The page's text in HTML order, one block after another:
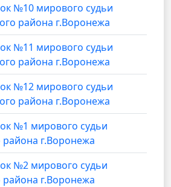
№10 мирового судьи
района г.Воронежа
№11 мирового судьи
района г.Воронежа
№12 мирового судьи
района г.Воронежа
№1 мирового судьи
г.Воронежа
№2 мирового судьи
г.Воронежа